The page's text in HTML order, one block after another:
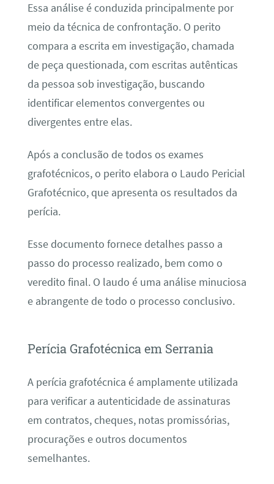
Essa análise é conduzida principalmente por
meio da técnica de confrontação. O perito
compara a escrita em investigação, chamada
de peça questionada, com escritas autênticas
da pessoa sob investigação, buscando
identificar elementos convergentes ou
divergentes entre elas.
Após a conclusão de todos os exames
grafotécnicos, o perito elabora o Laudo Pericial
Grafotécnico, que apresenta os resultados da
perícia.
Esse documento fornece detalhes passo a
passo do processo realizado, bem como o
veredito final. O laudo é uma análise minuciosa
e abrangente de todo o processo conclusivo.
Perícia Grafotécnica em Serrania
A perícia grafotécnica é amplamente utilizada
para verificar a autenticidade de assinaturas
em contratos, cheques, notas promissórias,
procurações e outros documentos
semelhantes.